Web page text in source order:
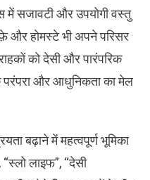
में सजावटी और उपयोगी वस्तु
और होमस्टे भी अपने परिसर
को देसी और पारंपरिक
और आधुनिकता का मेल
बढ़ाने में महत्वपूर्ण भूमिका
लाइफ”, “देसी